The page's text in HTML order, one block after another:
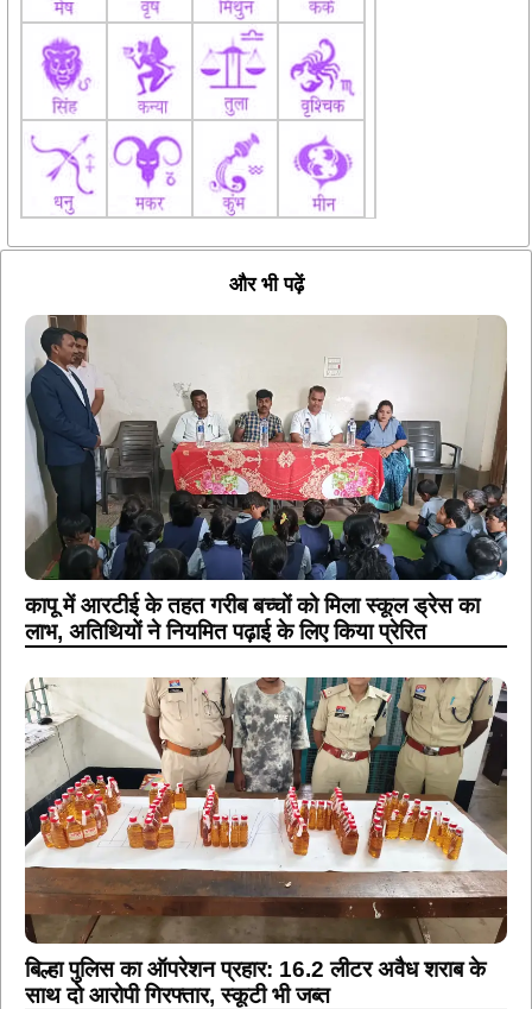
और भी पढ़ें
कापू में आरटीई के तहत गरीब बच्चों को मिला स्कूल ड्रेस का
लाभ, अतिथियों ने नियमित पढ़ाई के लिए किया प्रेरित
बिल्हा पुलिस का ऑपरेशन प्रहार: 16.2 लीटर अवैध शराब के
साथ दो आरोपी गिरफ्तार, स्कूटी भी जब्त